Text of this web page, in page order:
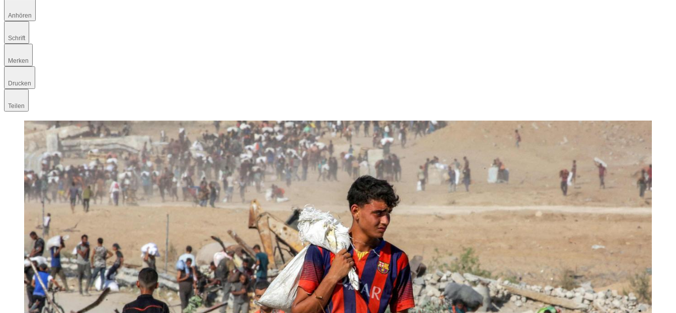
Anhören
Schrift
Merken
Drucken
Teilen